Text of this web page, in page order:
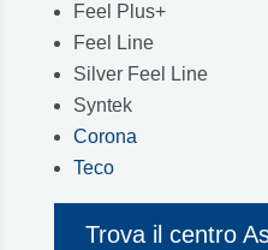
Feel Plus+
Feel Line
Silver Feel Line
Syntek
Corona
Teco
Trova il centro